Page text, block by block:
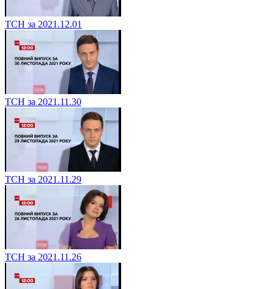
ТСН за 2021.12.01
ТСН за 2021.11.30
ТСН за 2021.11.29
ТСН за 2021.11.26